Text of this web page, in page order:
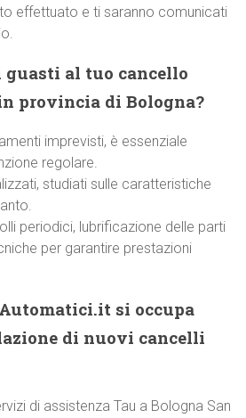
effettuato e ti saranno comunicati
guasti al tuo cancello
provincia di Bologna?
imprevisti, è essenziale
regolare.
studiati sulle caratteristiche
periodici, lubrificazione delle parti
per garantire prestazioni
si occupa
di nuovi cancelli
di assistenza Tau a Bologna San